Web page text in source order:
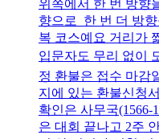
위쪽에서 한 번 방향
향으로 한 번 더 방
복 코스예요 거리가
입문자도 무리 없이
정 환불은 접수 마감
지에 있는 환불신청
확인은 사무국
은 대회 끝나고 2주